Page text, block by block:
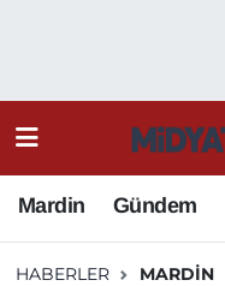
Mardin Gündem
HABERLER MARDIN